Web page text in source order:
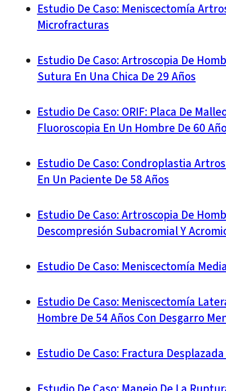
Estudio De Caso: Meniscectomía
Microfracturas
Estudio De Caso: Artroscopia De
Sutura En Una Chica De 29 Años
Estudio De Caso: ORIF: Placa De
Fluoroscopia En Un Hombre De 60
Estudio De Caso: Condroplastia
En Un Paciente De 58 Años
Estudio De Caso: Artroscopia De
Descompresión Subacromial Y
Estudio De Caso: Meniscectomía
Estudio De Caso: Meniscectomía
Hombre De 54 Años Con Desgarro
Estudio De Caso: Fractura